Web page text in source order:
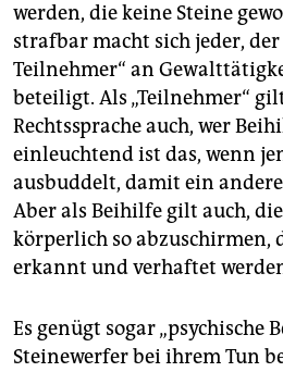
werden, die keine Steine
strafbar macht sich jeder, der
Teilnehmer“ an
beteiligt. Als „Teilnehmer“
Rechtssprache auch, wer
einleuchtend ist das, wenn
ausbuddelt, damit ein
Aber als Beihilfe gilt auch,
körperlich so abzuschirmen,
erkannt und verhaftet
Es genügt sogar „psychische
Steinewerfer bei ihrem Tun